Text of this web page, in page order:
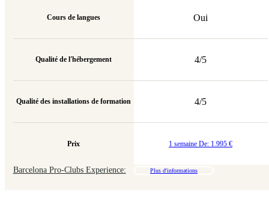
Cours de langues
Qualité de l'hébergement
Qualité des installations de formation
Prix
Oui
4/5
4/5
1 semaine De: 1.995 €
Barcelona Pro-Clubs Experience: Plus d'informations